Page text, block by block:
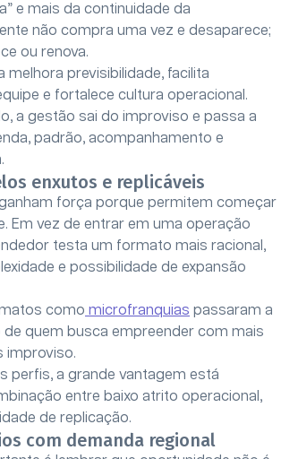
e mais da continuidade da
não compra uma vez e desaparece;
ou renova.
melhora previsibilidade, facilita
e fortalece cultura operacional.
a gestão sai do improviso e passa a
padrão, acompanhamento e
enxutos e replicáveis
força porque permitem começar
Em vez de entrar em uma operação
testa um formato mais racional,
e possibilidade de expansão
como microfranquias passaram a
quem busca empreender com mais
improviso.
perfis, a grande vantagem está
entre baixo atrito operacional,
de replicação.
com demanda regional